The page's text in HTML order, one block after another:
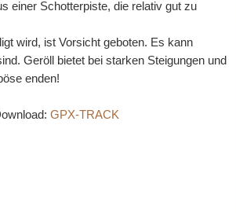
einer Schotterpiste, die relativ gut zu
wird, ist Vorsicht geboten. Es kann
Geröll bietet bei starken Steigungen und
enden!
GPX-TRACK